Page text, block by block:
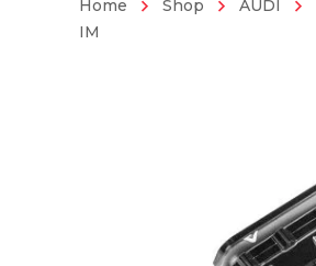
Home Shop AUDI
IM